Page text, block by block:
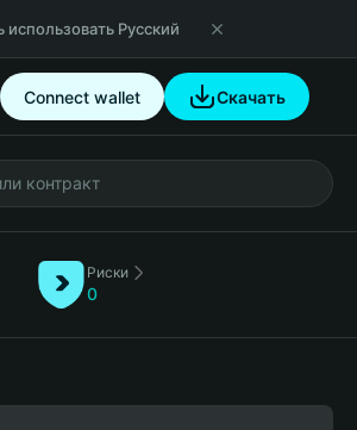
Русский
Connect wallet Скачать
Риски
0